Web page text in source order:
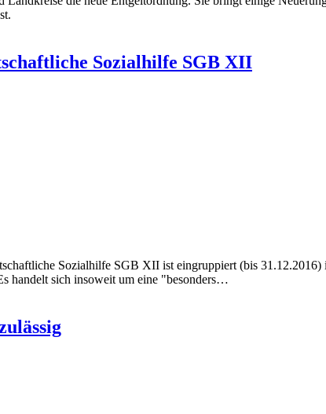
Sozialhilfe SGB XII
Sozialhilfe SGB XII ist eingruppiert (bis
handelt sich insoweit um eine "besonders…